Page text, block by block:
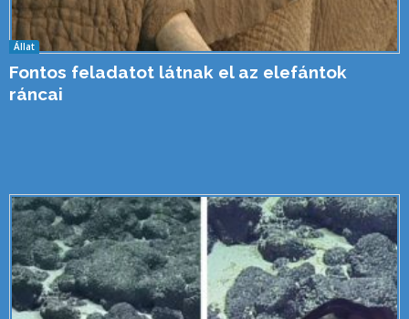
Állat
Fontos feladatot látnak el az elefántok
ráncai